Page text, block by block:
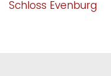
Schloss Evenburg